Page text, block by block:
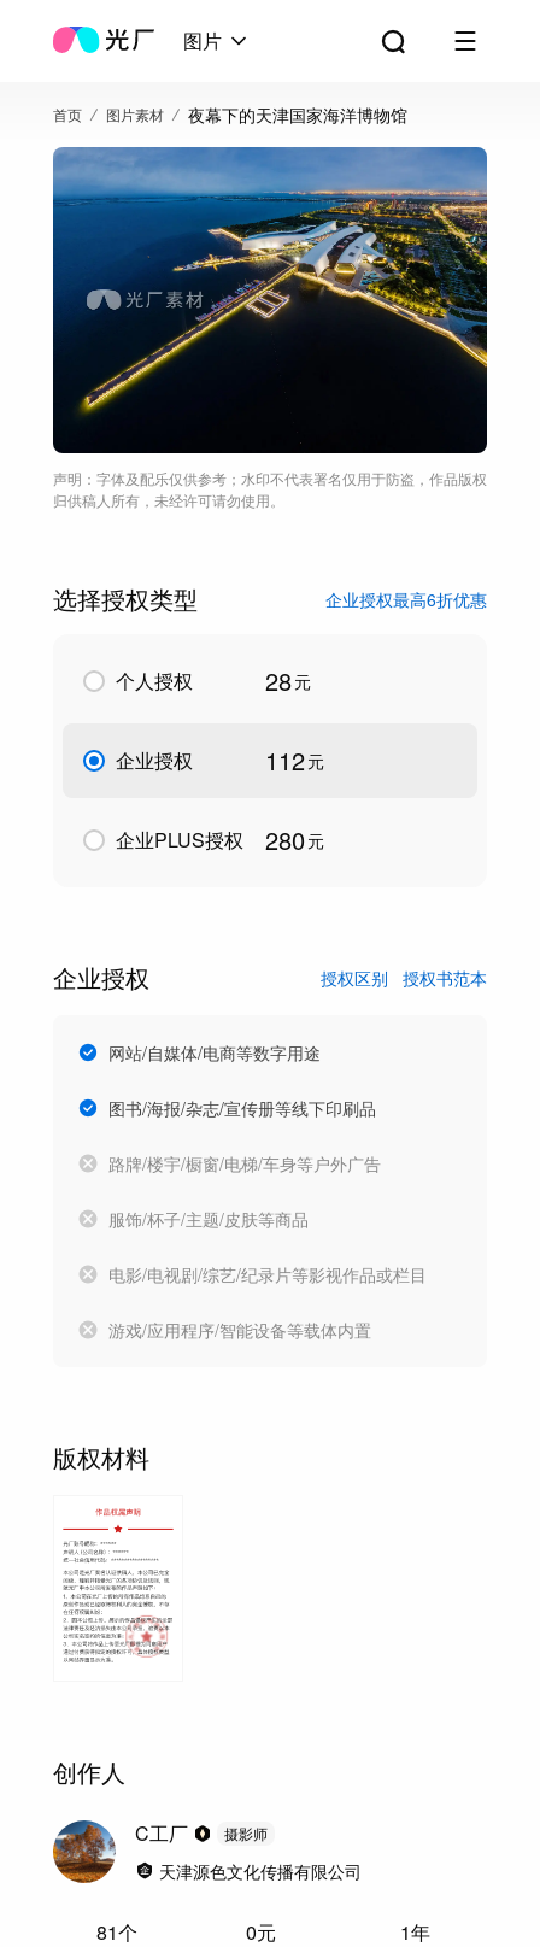
图片
首页 图片素材 夜幕下的天津国家海洋博物馆
声明：字体及配乐仅供参考；水印不代表署名仅用于防盗，作品版权
归供稿人所有，未经许可请勿使用。
选择授权类型 企业授权最高6折优惠
个人授权 28元
企业授权 112元
企业PLUS授权 280元
企业授权 授权区别 授权书范本
网站/自媒体/电商等数字用途
图书/海报/杂志/宣传册等线下印刷品
路牌/楼宇/橱窗/电梯/车身等户外广告
服饰/杯子/主题/皮肤等商品
电影/电视剧/综艺/纪录片等影视作品或栏目
游戏/应用程序/智能设备等载体内置
版权材料
创作人
C工厂 摄影师
天津源色文化传播有限公司
81个 0元 1年